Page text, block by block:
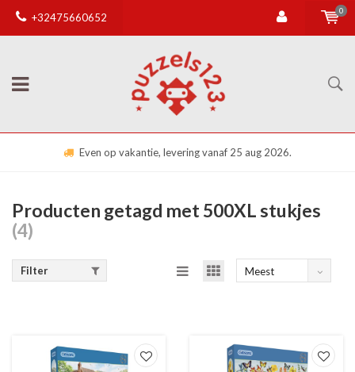
+32475660652
0
Even op vakantie, levering vanaf 25 aug 2026.
Producten getagd met 500XL stukjes
(4)
Filter
Meest